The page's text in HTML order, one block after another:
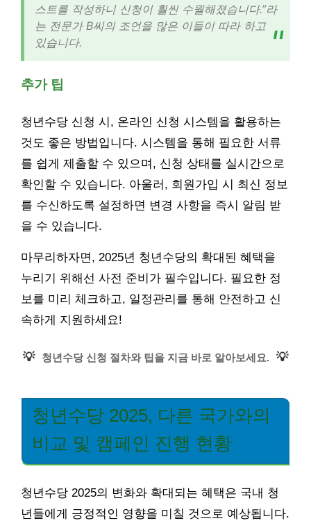
스트를 작성하니 신청이 훨씬 수월해졌습니다.”라
는 전문가 B씨의 조언을 많은 이들이 따라 하고
있습니다.
추가 팁
청년수당 신청 시, 온라인 신청 시스템을 활용하는
것도 좋은 방법입니다. 시스템을 통해 필요한 서류
를 쉽게 제출할 수 있으며, 신청 상태를 실시간으로
확인할 수 있습니다. 아울러, 회원가입 시 최신 정보
를 수신하도록 설정하면 변경 사항을 즉시 알림 받
을 수 있습니다.
마무리하자면, 2025년 청년수당의 확대된 혜택을
누리기 위해선 사전 준비가 필수입니다. 필요한 정
보를 미리 체크하고, 일정관리를 통해 안전하고 신
속하게 지원하세요!
💡 청년수당 신청 절차와 팁을 지금 바로 알아보세요. 💡
청년수당 2025, 다른 국가와의
비교 및 캠페인 진행 현황
청년수당 2025의 변화와 확대되는 혜택은 국내 청
년들에게 긍정적인 영향을 미칠 것으로 예상됩니다.